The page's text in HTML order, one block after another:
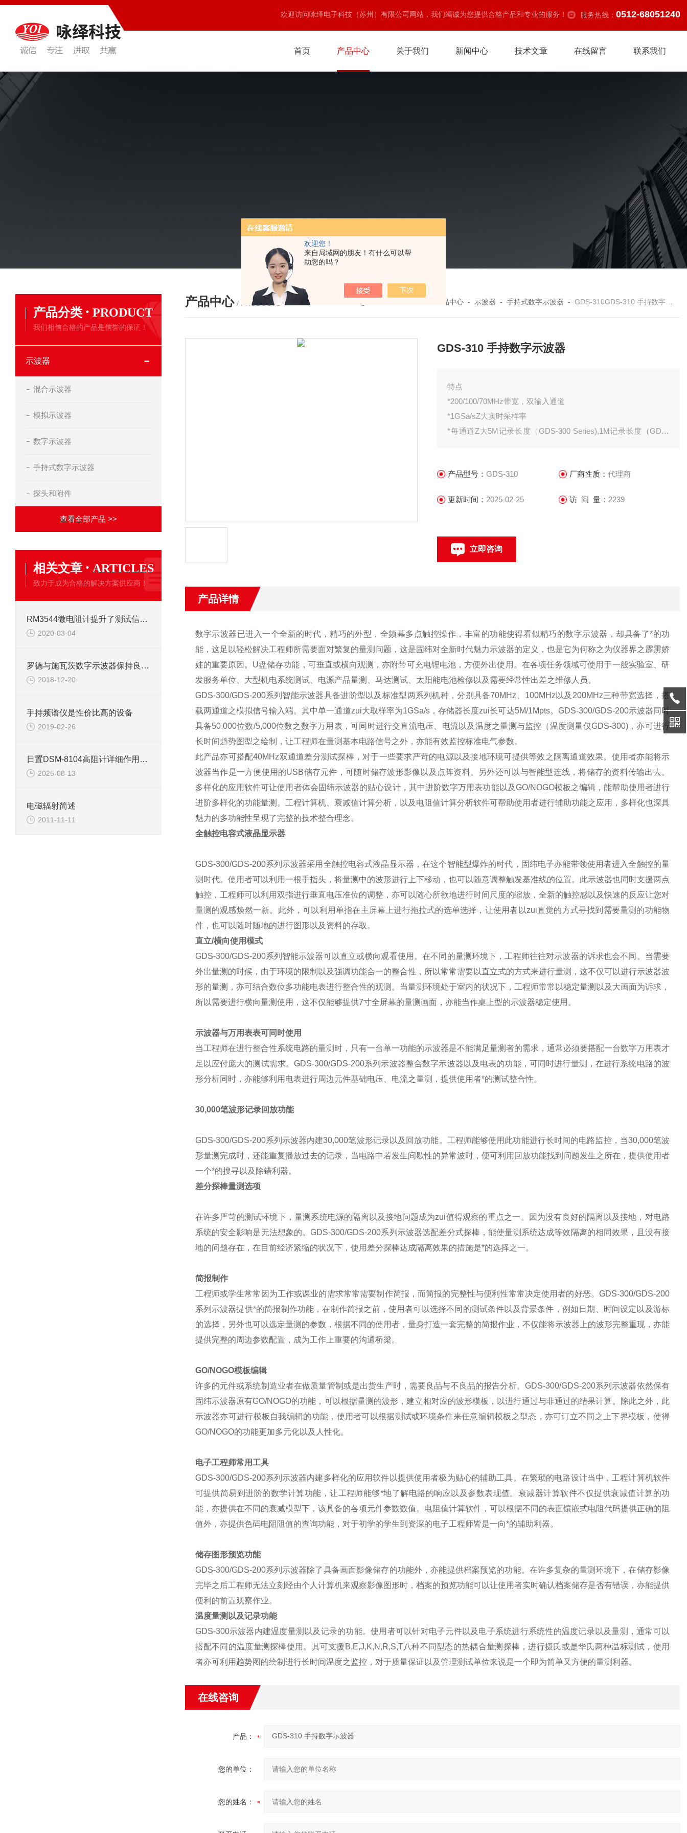
欢迎您！
来自局域网的朋友！有什么可以帮
助您的吗？
欢迎访问咏绎电子科技（苏州）有限公司网站，我们竭诚为您提供合格产品和专业的服务！ 服务热线： 0512-68051240
首页 产品中心 关于我们 新闻中心 技术文章 在线留言 联系我们
产品分类 · PRODUCT
我们相信合格的产品是信誉的保证！
示波器
混合示波器
模拟示波器
数字示波器
手持式数字示波器
探头和附件
查看全部产品 >>
相关文章 · ARTICLES
致力于成为合格的解决方案供应商！
RM3544微电阻计提升了测试信息的完整度
2020-03-04
罗德与施瓦茨数字示波器保持良好的市场竞争力
2018-12-20
手持频谱仪是性价比高的设备
2019-02-26
日置DSM-8104高阻计详细作用有哪些？
2025-08-13
电磁辐射简述
2011-11-11
产品中心 / PRODUCTS 产品中心 - 示波器 -手持式数字示波器 -GDS-310GDS-310 手持数字示波器
GDS-310 手持数字示波器
特点
*200/100/70MHz带宽，双输入通道
*1GSa/sZ大实时采样率
*每通道Z大5M记录长度（GDS-300 Series),1M记录长度（GDS-
示
（GDS-200 Series)
产品型号：GDS-310 厂商性质： 代理商
更新时间： 2025-02-25 访 问 量： 2239
立即咨询
产品详情
数字示波器已进入一个全新的时代，精巧的外型，全频幕多点触控操作，丰富的功能使得看似精巧的数字示波器，却具备了*的功
能，这足以轻松解决工程师所需要面对繁复的量测问题，这是固纬对全新时代魅力示波器的定义，也是它为何称之为仪器界之霹雳娇
娃的重要原因。 U盘储存功能，可垂直或横向观测，亦附带可充电锂电池，方便外出使用。在各项任务领域可使用于一般实验室、研
发服务单位、大型机电系统测试、电源产品量测、马达测试、太阳能电池检修以及需要经常性出差之维修人员。
GDS-300/GDS-200系列智能示波器具备进阶型以及标准型两系列机种，分别具备70MHz 100MHz 以及 200MHz三种带宽选择，搭
载两通道之模拟信号输入端。其中单一通道zui大取样率为1GSa/s，存储器长度zui长可达5M/1Mpts。 GDS-300/GDS-200示波器同时
具备50,000位数/5,000位数之数字万用表，可同时进行交直流电压、电流以及温度之量测与监控（温度测量仅GDS-300)，亦可进行
长时间趋势图型之绘制，让工程师在量测基本电路信号之外，亦能有效监控标准电气参数。
此产品亦可搭配40MHz双通道差分测试探棒，对于一些要求严苛的电源以及接地环境可提供等效之隔离通道效果。使用者亦能将示
波器当作是一方便使用的USB储存元件，可随时储存波形影像以及点阵资料。另外还可以与智能型连线，将储存的资料传输出去。
多样化的应用软件可让使用者体会固纬示波器的贴心设计，其中进阶数字万用表功能以及GO/NOGO模板之编辑，能帮助使用者进行
进阶多样化的功能量测。工程计算机、衰减值计算分析，以及电阻值计算分析软件可帮助使用者进行辅助功能之应用，多样化也深具
魅力的多功能性呈现了完整的技术整合理念。
全触控电容式液晶显示器
GDS-300/GDS-200系列示波器采用全触控电容式液晶显示器，在这个智能型爆炸的时代，固纬电子亦能带领使用者进入全触控的量
测时代。使用者可以利用一根手指头，将量测中的波形进行上下移动，也可以随意调整触发基准线的位置。此示波器也同时支援两点
触控，工程师可以利用双指进行垂直电压准位的调整，亦可以随心所欲地进行时间尺度的缩放，全新的触控感以及快速的反应让您对
量测的观感焕然一新。此外，可以利用单指在主屏幕上进行拖拉式的选单选择，让使用者以zui直觉的方式寻找到需要量测的功能物
件，也可以随时随地的进行图形以及资料的存取。
直立/横向使用模式
GDS-300/GDS-200系列智能示波器可以直立或横向观看使用。在不同的量测环境下，工程师往往对示波器的诉求也会不同。当需要
外出量测的时候，由于环境的限制以及强调功能合一的整合性，所以常常需要以直立式的方式来进行量测，这不仅可以进行示波器波
形的量测，亦可结合数位多功能电表进行整合性的观测。当量测环境处于室内的状况下，工程师常常以稳定量测以及大画面为诉求，
所以需要进行横向量测使用，这不仅能够提供7寸全屏幕的量测画面，亦能当作桌上型的示波器稳定使用。
示波器与万用表表可同时使用
当工程师在进行整合性系统电路的量测时，只有一台单一功能的示波器是不能满足量测者的需求，通常必须要搭配一台数字万用表才
足以应付庞大的测试需求。GDS-300/GDS-200系列示波器整合数字示波器以及电表的功能，可同时进行量测，在进行系统电路的波
形分析同时，亦能够利用电表进行周边元件基础电压、电流之量测，提供使用者*的测试整合性。
30,000笔波形记录回放功能
GDS-300/GDS-200系列示波器内建30,000笔波形记录以及回放功能。工程师能够使用此功能进行长时间的电路监控，当30,000笔波
形量测完成时，还能重复播放过去的记录，当电路中若发生间歇性的异常波时，便可利用回放功能找到问题发生之所在，提供使用者
一个*的搜寻以及除错利器。
差分探棒量测选项
在许多严苛的测试环境下，量测系统电源的隔离以及接地问题成为zui值得观察的重点之一。因为没有良好的隔离以及接地，对电路
系统的安全影响是无法想象的。GDS-300/GDS-200系列示波器选配差分式探棒，能使量测系统达成等效隔离的相同效果，且没有接
地的问题存在，在目前经济紧缩的状况下，使用差分探棒达成隔离效果的措施是*的选择之一。
简报制作
工程师或学生常常因为工作或课业的需求常常需要制作简报，而简报的完整性与便利性常常决定使用者的好恶。 GDS-300/GDS-200
系列示波器提供*的简报制作功能，在制作简报之前，使用者可以选择不同的测试条件以及背景条件，例如日期、时间设定以及游标
的选择，另外也可以选定量测的参数，根据不同的使用者，量身打造一套完整的简报作业，不仅能将示波器上的波形完整重现，亦能
提供完整的周边参数配置，成为工作上重要的沟通桥梁。
GO/NOGO模板编辑
许多的元件或系统制造业者在做质量管制或是出货生产时，需要良品与不良品的报告分析。 GDS-300/GDS-200系列示波器依然保有
固纬示波器原有GO/NOGO的功能，可以根据量测的波形，建立相对应的波形模板，以进行通过与非通过的结果计算。除此之外，此
示波器亦可进行模板自我编辑的功能，使用者可以根据测试或环境条件来任意编辑模板之型态，亦可订立不同之上下界模板，使得
GO/NOGO的功能更加多元化以及人性化。
电子工程师常用工具
GDS-300/GDS-200系列示波器内建多样化的应用软件以提供使用者极为贴心的辅助工具。在繁琐的电路设计当中，工程计算机软件
可提供简易到进阶的数学计算功能，让工程师能够*地了解电路的响应以及参数表现值。衰减器计算软件不仅提供衰减值计算的功
能，亦提供在不同的衰减模型下，该具备的各项元件参数数值。电阻值计算软件，可以根据不同的表面镶嵌式电阻代码提供正确的阻
值外，亦提供色码电阻阻值的查询功能，对于初学的学生到资深的电子工程师皆是一向*的辅助利器。
储存图形预览功能
GDS-300/GDS-200系列示波器除了具备画面影像储存的功能外，亦能提供档案预览的功能。在许多复杂的量测环境下，在储存影像
完毕之后工程师无法立刻经由个人计算机来观察影像图形时，档案的预览功能可以让使用者实时确认档案储存是否有错误，亦能提供
便利的前置观察作业。
温度量测以及记录功能
GDS-300示波器内建温度量测以及记录的功能。使用者可以针对电子元件以及电子系统进行系统性的温度记录以及量测，通常可以
搭配不同的温度量测探棒使用。其可支援 B,E,J,K,N,R,S,T八种不同型态的热耦合量测探棒，进行摄氏或是华氏两种温标测试，使用
者亦可利用趋势图的绘制进行长时间温度之监控，对于质量保证以及管理测试单位来说是一个即为简单又方便的量测利器。
在线咨询
产品：
您的单位：
您的姓名：